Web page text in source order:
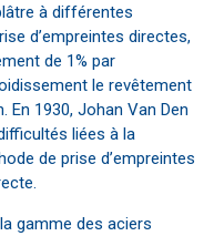
à différentes
d’empreintes directes,
de 1% par
le revêtement
1930, Johan Van Den
liées à la
de prise d’empreintes
gamme des aciers